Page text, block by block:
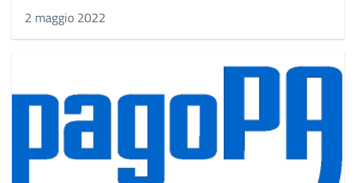
2 maggio 2022